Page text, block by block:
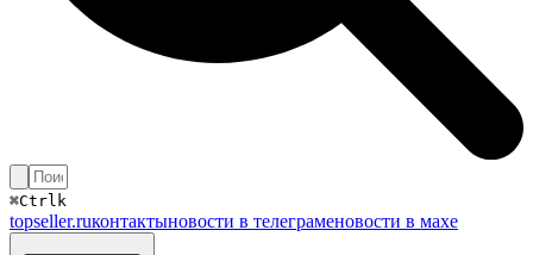
⌘Ctrl k
topseller.ruконтактыновости в телеграменовости в махе